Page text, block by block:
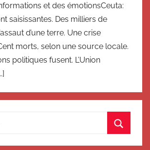
et des émotionsCeuta:
saisissantes. Des milliers de
d’une terre. Une crise
morts, selon une source locale.
politiques fusent. L’Union